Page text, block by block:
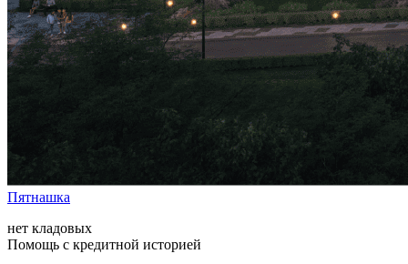
Пятнашка
нет кладовых
Помощь с кредитной историей